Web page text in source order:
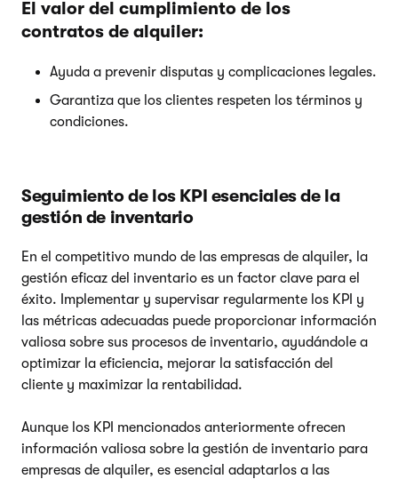
El valor del cumplimiento de los
contratos de alquiler:
Ayuda a prevenir disputas y complicaciones legales.
Garantiza que los clientes respeten los términos y
condiciones.
Seguimiento de los KPI esenciales de la
gestión de inventario
En el competitivo mundo de las empresas de alquiler, la
gestión eficaz del inventario es un factor clave para el
éxito. Implementar y supervisar regularmente los KPI y
las métricas adecuadas puede proporcionar información
valiosa sobre sus procesos de inventario, ayudándole a
optimizar la eficiencia, mejorar la satisfacción del
cliente y maximizar la rentabilidad.
Aunque los KPI mencionados anteriormente ofrecen
información valiosa sobre la gestión de inventario para
empresas de alquiler, es esencial adaptarlos a las